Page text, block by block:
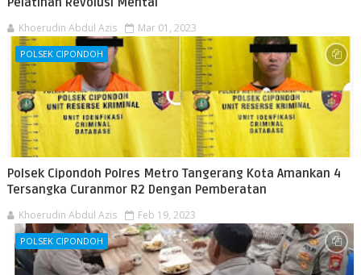
Khoerudin Abdul Azis Mar 01, 2023
POLSEK CIPONDOH
Polsek Cipondoh Polres Metro Tangerang Kota Amankan 4
Tersangka Curanmor R2 Dengan Pemberatan
Khoerudin Abdul Azis Feb 19, 2023
POLSEK CIPONDOH